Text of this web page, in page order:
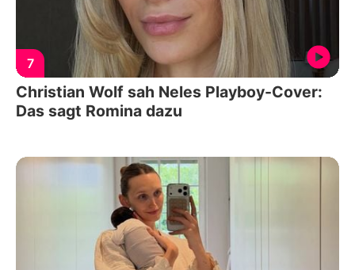
7
Christian Wolf sah Neles Playboy-Cover:
Das sagt Romina dazu